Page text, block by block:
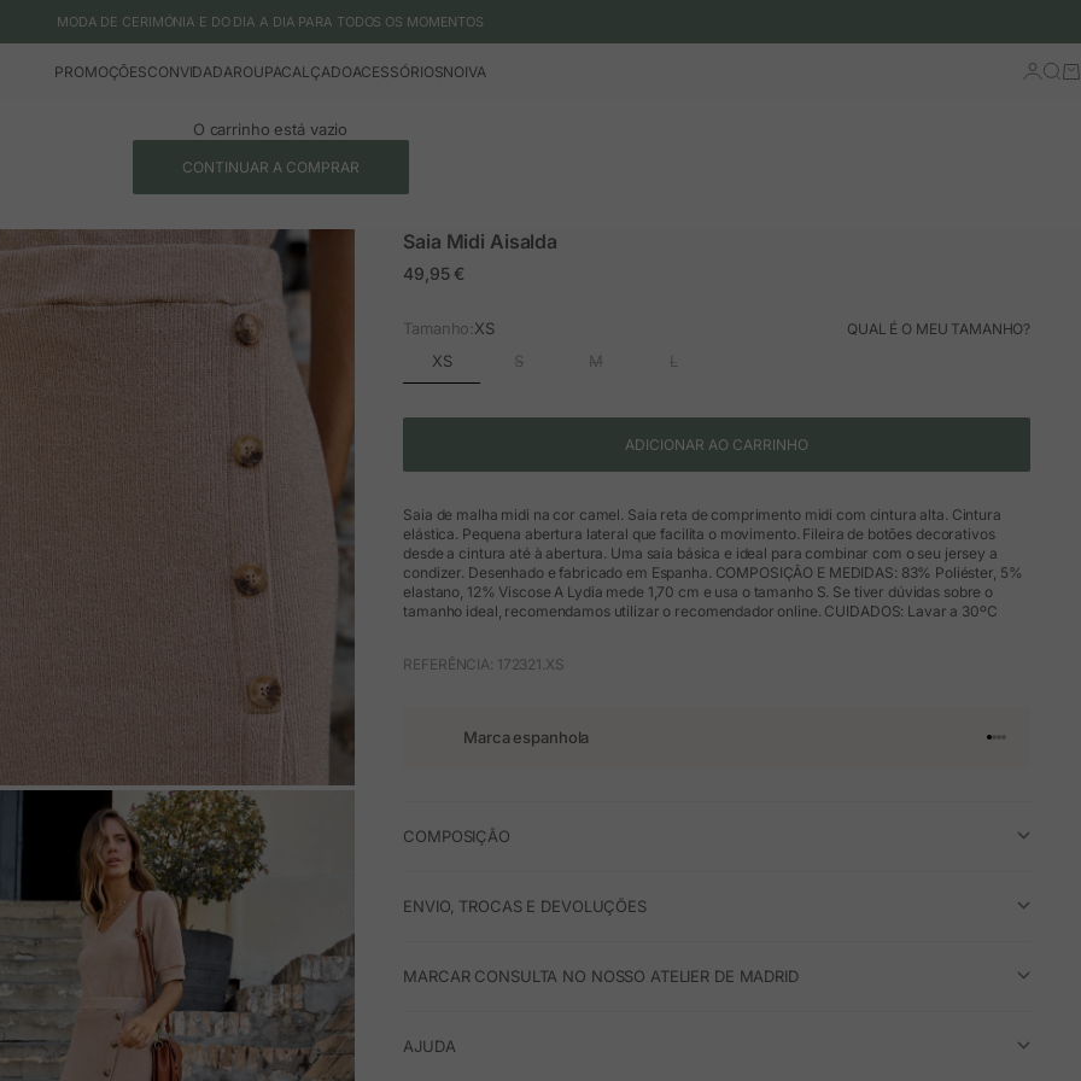
MODA DE CERIMÓNIA E DO DIA A DIA PARA TODOS OS MOMENTOS
PROMOÇÕESCONVIDADAROUPACALÇADOACESSÓRIOSNOIVA Iniciar
O carrinho está vazio
CONTINUAR A COMPRAR
Saia Midi Aisalda
Preço em promoção
49,95 €
Tamanho:XS QUAL É O MEU TAMANHO?
XS S M L
ADICIONAR AO CARRINHO
Saia de malha midi na cor camel. Saia reta de comprimento midi com cintura alta. Cintura
elástica. Pequena abertura lateral que facilita o movimento. Fileira de botões decorativos
desde a cintura até à abertura. Uma saia básica e ideal para combinar com o seu jersey a
condizer. Desenhado e fabricado em Espanha. COMPOSIÇÃO E MEDIDAS: 83% Poliéster, 5%
elastano, 12% Viscose A Lydia mede 1,70 cm e usa o tamanho S. Se tiver dúvidas sobre o
tamanho ideal, recomendamos utilizar o recomendador online. CUIDADOS: Lavar a 30ºC
REFERÊNCIA: 172321.XS
Marca espanhola Ir para o
Ir para o
Ir para o
Ir para o
COMPOSIÇÃO
ENVIO, TROCAS E DEVOLUÇÕES
MARCAR CONSULTA NO NOSSO ATELIER DE MADRID
AJUDA